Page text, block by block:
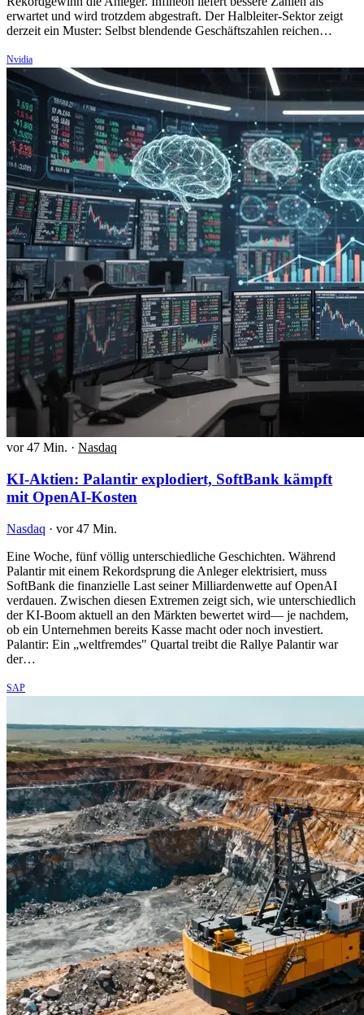
erwartet und wird trotzdem abgestraft. Der Halbleiter-Sektor zeigt
derzeit ein Muster: Selbst blendende Geschäftszahlen reichen…
Nvidia
vor 47 Min. · Nasdaq
KI-Aktien: Palantir explodiert, SoftBank kämpft
mit OpenAI-Kosten
Nasdaq · vor 47 Min.
Eine Woche, fünf völlig unterschiedliche Geschichten. Während
Palantir mit einem Rekordsprung die Anleger elektrisiert, muss
SoftBank die finanzielle Last seiner Milliardenwette auf OpenAI
verdauen. Zwischen diesen Extremen zeigt sich, wie unterschiedlich
der KI-Boom aktuell an den Märkten bewertet wird— je nachdem,
ob ein Unternehmen bereits Kasse macht oder noch investiert.
Palantir: Ein „weltfremdes" Quartal treibt die Rallye Palantir war
der…
SAP